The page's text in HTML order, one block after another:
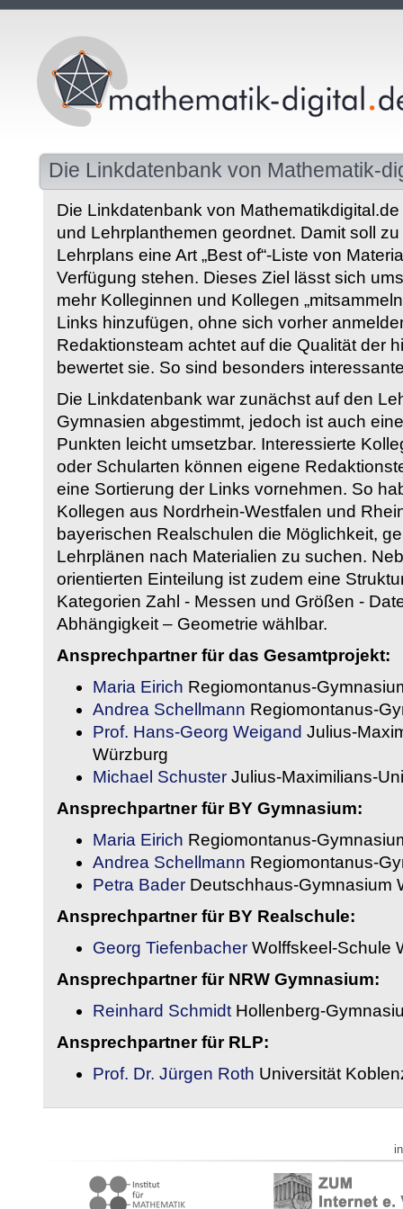
Die Linkdatenbank von Mathematik-
Die Linkdatenbank von
und Lehrplanthemen geordnet. Damit soll
Lehrplans eine Art „Best of“-Liste von
Verfügung stehen. Dieses Ziel lässt sich
mehr Kolleginnen und Kollegen
Links hinzufügen, ohne sich vorher
Redaktionsteam achtet auf die Qualität der
bewertet sie. So sind besonders
Die Linkdatenbank war zunächst auf den
Gymnasien abgestimmt, jedoch ist auch
Punkten leicht umsetzbar. Interessierte
oder Schularten können eigene
eine Sortierung der Links vornehmen. So
Kollegen aus Nordrhein-Westfalen und
bayerischen Realschulen die Möglichkeit,
Lehrplänen nach Materialien zu suchen.
orientierten Einteilung ist zudem eine
Kategorien Zahl - Messen und Größen -
Abhängigkeit – Geometrie wählbar.
Ansprechpartner für das Gesamtprojekt:
Maria Eirich Regiomontanus-
Andrea Schellmann Regiomontanus-
Prof. Hans-Georg Weigand Julius-
Würzburg
Michael Schuster Julius-Maximilians-
Ansprechpartner für BY Gymnasium:
Maria Eirich Regiomontanus-
Andrea Schellmann Regiomontanus-
Petra Bader Deutschhaus-Gymnasium
Ansprechpartner für BY Realschule:
Georg Tiefenbacher Wolffskeel-Schule
Ansprechpartner für NRW Gymnasium:
Reinhard Schmidt Hollenberg-
Ansprechpartner für RLP:
Prof. Dr. Jürgen Roth Universität